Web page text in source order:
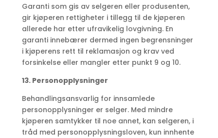
Garanti som gis av selgeren eller produsenten,
gir kjøperen rettigheter i tillegg til de kjøperen
allerede har etter ufravikelig lovgivning. En
garanti innebærer dermed ingen begrensninger
i kjøperens rett til reklamasjon og krav ved
forsinkelse eller mangler etter punkt 9 og 10.
13. Personopplysninger
Behandlingsansvarlig for innsamlede
personopplysninger er selger. Med mindre
kjøperen samtykker til noe annet, kan selgeren, i
tråd med personopplysningsloven, kun innhente